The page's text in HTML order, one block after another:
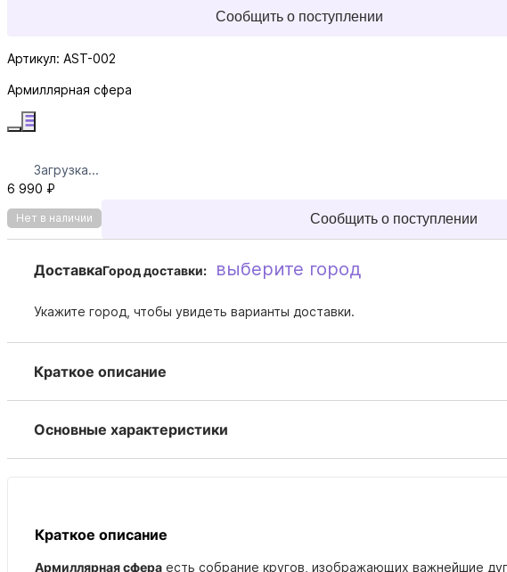
Сообщить о поступлении
Артикул: AST-002
Армиллярная сфера
Загрузка...
6 990 ₽
Нет в наличии Сообщить о поступлении
ДоставкаГород доставки: выберите город
Укажите город, чтобы увидеть варианты доставки.
Краткое описание
Основные характеристики
Краткое описание
Армиллярная сфера есть собрание кругов, изображающих важнейшие